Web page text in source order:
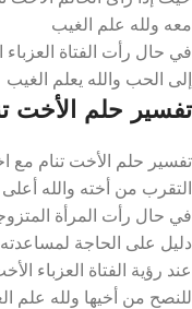
معه ولله علم الغيب
في حال رأت الفتاة
إلى الحب والله يعلم الغيب
تفسير حلم الأخت
تفسير حلم الأخت تنام مع
التقرب من أخته والله
في حال رأت المرأة
دليل على الحاجة لمساعدته
عند رؤية الفتاة العزباء
للنصح من أخيها ولله علم